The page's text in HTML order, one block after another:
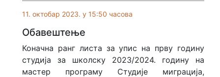
11. октобар 2023. у 15:50 часова
Обавештење
Коначна ранг листа за упис на прву годину
студија за школску 2023/2024. годину на
мастер програму Студије миграција,